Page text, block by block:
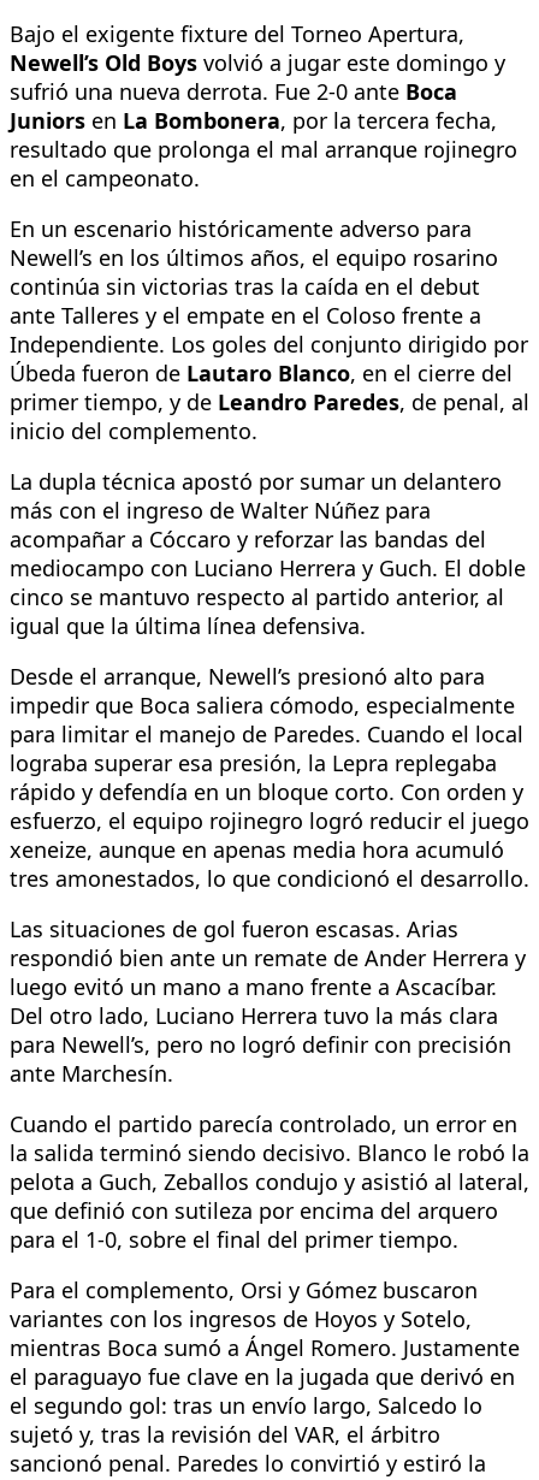
Bajo el exigente fixture del Torneo Apertura,
Newell’s Old Boys volvió a jugar este domingo y
sufrió una nueva derrota. Fue 2-0 ante Boca
Juniors en La Bombonera, por la tercera fecha,
resultado que prolonga el mal arranque rojinegro
en el campeonato.
En un escenario históricamente adverso para
Newell’s en los últimos años, el equipo rosarino
continúa sin victorias tras la caída en el debut
ante Talleres y el empate en el Coloso frente a
Independiente. Los goles del conjunto dirigido por
Úbeda fueron de Lautaro Blanco, en el cierre del
primer tiempo, y de Leandro Paredes, de penal, al
inicio del complemento.
La dupla técnica apostó por sumar un delantero
más con el ingreso de Walter Núñez para
acompañar a Cóccaro y reforzar las bandas del
mediocampo con Luciano Herrera y Guch. El doble
cinco se mantuvo respecto al partido anterior, al
igual que la última línea defensiva.
Desde el arranque, Newell’s presionó alto para
impedir que Boca saliera cómodo, especialmente
para limitar el manejo de Paredes. Cuando el local
lograba superar esa presión, la Lepra replegaba
rápido y defendía en un bloque corto. Con orden y
esfuerzo, el equipo rojinegro logró reducir el juego
xeneize, aunque en apenas media hora acumuló
tres amonestados, lo que condicionó el desarrollo.
Las situaciones de gol fueron escasas. Arias
respondió bien ante un remate de Ander Herrera y
luego evitó un mano a mano frente a Ascacíbar.
Del otro lado, Luciano Herrera tuvo la más clara
para Newell’s, pero no logró definir con precisión
ante Marchesín.
Cuando el partido parecía controlado, un error en
la salida terminó siendo decisivo. Blanco le robó la
pelota a Guch, Zeballos condujo y asistió al lateral,
que definió con sutileza por encima del arquero
para el 1-0, sobre el final del primer tiempo.
Para el complemento, Orsi y Gómez buscaron
variantes con los ingresos de Hoyos y Sotelo,
mientras Boca sumó a Ángel Romero. Justamente
el paraguayo fue clave en la jugada que derivó en
el segundo gol: tras un envío largo, Salcedo lo
sujetó y, tras la revisión del VAR, el árbitro
sancionó penal. Paredes lo convirtió y estiró la